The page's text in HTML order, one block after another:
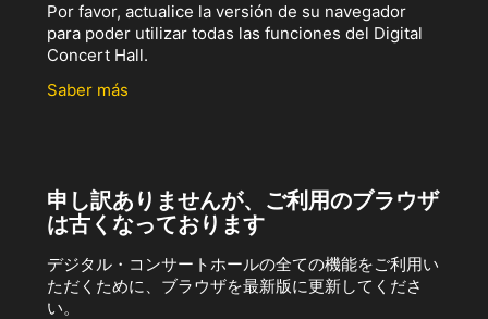
Por favor, actualice la versión de su navegador
para poder utilizar todas las funciones del Digital
Concert Hall.
Saber más
申し訳ありませんが、ご利用のブラウザ
は古くなっております
デジタル・コンサートホールの全ての機能をご利用い
ただくために、ブラウザを最新版に更新してくださ
い。